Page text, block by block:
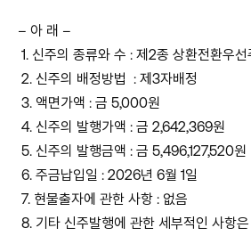
– 아 래 –
1. 신주의 종류와 수 : 제2종 상환전환우
2. 신주의 배정방법 : 제3자배정
3. 액면가액 : 금 5,000원
4. 신주의 발행가액 : 금 2,642,369원
5. 신주의 발행금액 : 금 5,496,127,520원
6. 주금납입일 : 2026년 6월 1일
7. 현물출자에 관한 사항 : 없음
8. 기타 신주발행에 관한 세부적인 사항